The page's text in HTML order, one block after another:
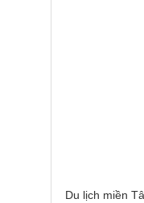
Du lịch miền